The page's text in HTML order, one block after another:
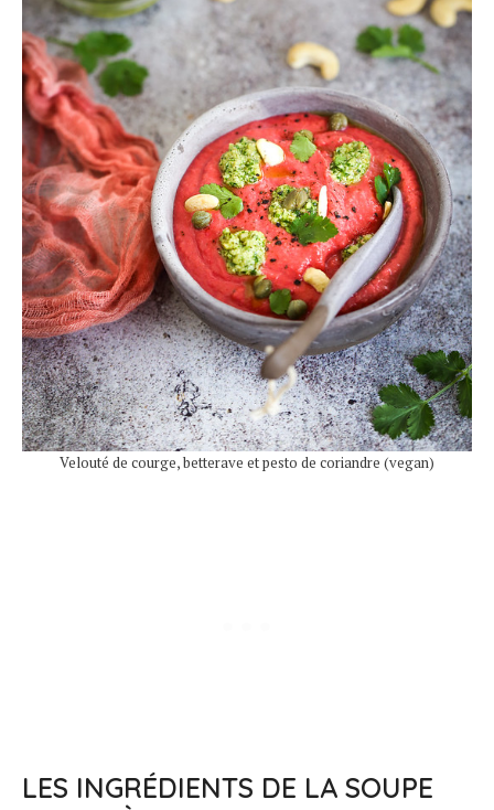
Velouté de courge, betterave et pesto de coriandre (vegan)
LES INGRÉDIENTS DE LA SOUPE